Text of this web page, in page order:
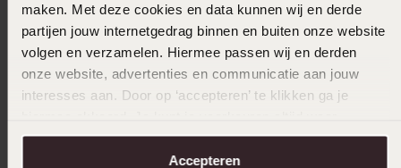
maken. Met deze cookies en data kunnen wij en derde
partijen jouw internetgedrag binnen en buiten onze website
volgen en verzamelen. Hiermee passen wij en derden
onze website, advertenties en communicatie aan jouw
interesses aan. Door op ‘accepteren’ te klikken ga je
aanpassen. Lees er meer over in onscookiebeleid.
Accepteren
Direct naar
Over Lucardi
Klantendienst